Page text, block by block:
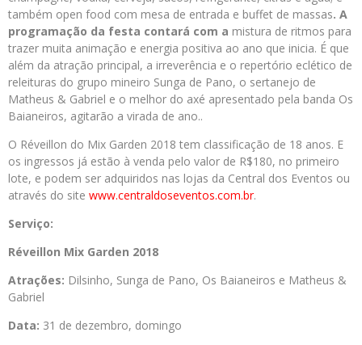
também open food com mesa de entrada e buffet de massas. A
programação da festa contará com a mistura de ritmos para
trazer muita animação e energia positiva ao ano que inicia. É que
além da atração principal, a irreverência e o repertório eclético de
releituras do grupo mineiro Sunga de Pano, o sertanejo de
Matheus & Gabriel e o melhor do axé apresentado pela banda Os
Baianeiros, agitarão a virada de ano..
O Réveillon do Mix Garden 2018 tem classificação de 18 anos. E
os ingressos já estão à venda pelo valor de R$180, no primeiro
lote, e podem ser adquiridos nas lojas da Central dos Eventos ou
através do site www.centraldoseventos.com.br.
Serviço:
Réveillon Mix Garden 2018
Atrações: Dilsinho, Sunga de Pano, Os Baianeiros e Matheus &
Gabriel
Data: 31 de dezembro, domingo